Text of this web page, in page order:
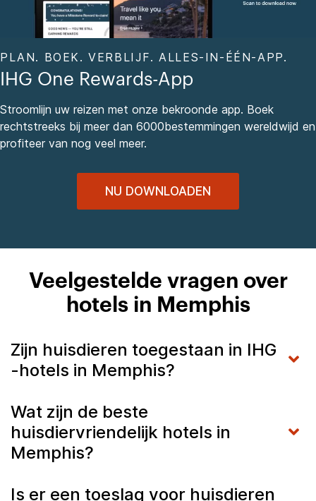
PLAN. BOEK. VERBLIJF. ALLES-IN-ÉÉN-APP.
IHG One Rewards-App
Stroomlijn uw reizen met onze bekroonde app. Boek
rechtstreeks bij meer dan 6000bestemmingen wereldwijd en
profiteer van nog veel meer.
NU DOWNLOADEN
Veelgestelde vragen over
hotels in Memphis
Zijn huisdieren toegestaan in IHG
-hotels in Memphis?
Wat zijn de beste
huisdiervriendelijk hotels in
Memphis?
Is er een toeslag voor huisdieren